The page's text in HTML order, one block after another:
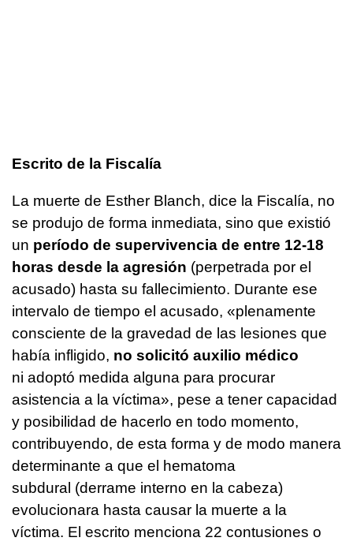
Escrito de la Fiscalía
La muerte de Esther Blanch, dice la Fiscalía, no
se produjo de forma inmediata, sino que existió
un período de supervivencia de entre 12-18
horas desde la agresión (perpetrada por el
acusado) hasta su fallecimiento. Durante ese
intervalo de tiempo el acusado, «plenamente
consciente de la gravedad de las lesiones que
había infligido, no solicitó auxilio médico
ni adoptó medida alguna para procurar
asistencia a la víctima», pese a tener capacidad
y posibilidad de hacerlo en todo momento,
contribuyendo, de esta forma y de modo manera
determinante a que el hematoma
subdural (derrame interno en la cabeza)
evolucionara hasta causar la muerte a la
víctima. El escrito menciona 22 contusiones o